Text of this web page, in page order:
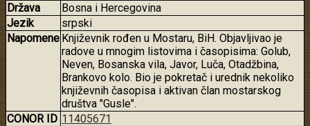
Država
Bosna i Hercegovina
Jezik
srpski
Napomene Književnik rođen u Mostaru, BiH. Objavljivao je
radove u mnogim listovima i časopisima: Golub,
Neven, Bosanska vila, Javor, Luča, Otadžbina,
Brankovo kolo. Bio je pokretač i urednik nekoliko
književnih časopisa i aktivan član mostarskog
društva "Gusle".
CONOR ID 11405671